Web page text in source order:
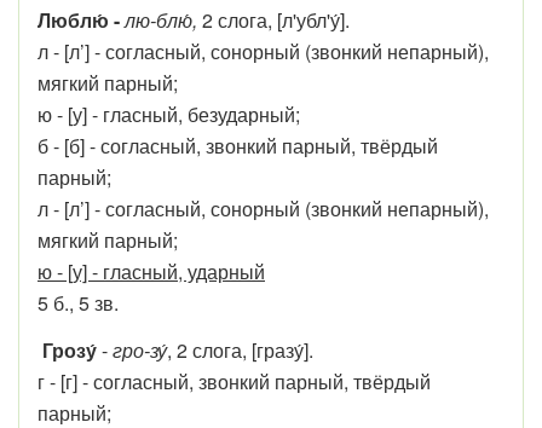
Люблю́ -лю-блю́, 2 слога, [л'убл'у́].
л - [л’] - согласный, сонорный (звонкий непарный),
мягкий парный;
ю - [у] - гласный, безударный;
б - [б] - согласный, звонкий парный, твёрдый
парный;
л - [л’] - согласный, сонорный (звонкий непарный),
мягкий парный;
ю - [у] - гласный, ударный
5 б., 5 зв.
Грозу́-гро-зу́, 2 слога, [гразу́].
г - [г] - согласный, звонкий парный, твёрдый
парный;